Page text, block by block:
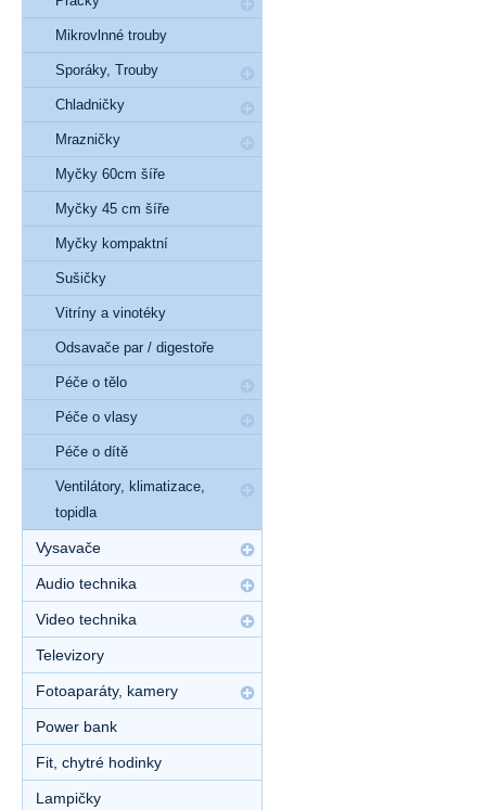
Mikrovlnné trouby
Sporáky, Trouby
Chladničky
Mrazničky
Myčky 60cm šíře
Myčky 45 cm šíře
Myčky kompaktní
Sušičky
Vitríny a vinotéky
Odsavače par / digestoře
Péče o tělo
Péče o vlasy
Péče o dítě
Ventilátory, klimatizace,
topidla
Vysavače
Audio technika
Video technika
Televizory
Fotoaparáty, kamery
Power bank
Fit, chytré hodinky
Lampičky